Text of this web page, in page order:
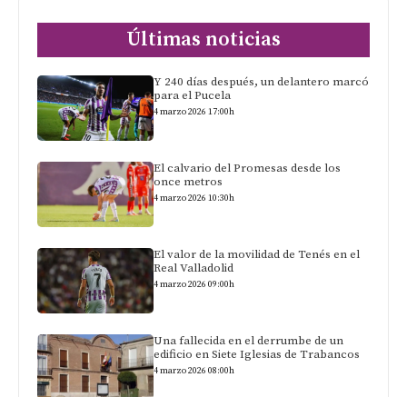
Últimas noticias
Y 240 días después, un delantero marcó
para el Pucela
4 marzo 2026 17:00h
El calvario del Promesas desde los
once metros
4 marzo 2026 10:30h
El valor de la movilidad de Tenés en el
Real Valladolid
4 marzo 2026 09:00h
Una fallecida en el derrumbe de un
edificio en Siete Iglesias de Trabancos
4 marzo 2026 08:00h